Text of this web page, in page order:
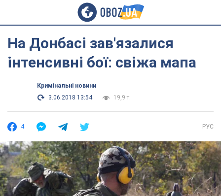
На Донбасі зав'язалися
інтенсивні бої: свіжа мапа
Кримінальні новини
3.06.2018 13:54
19,9 т.
4 РУС